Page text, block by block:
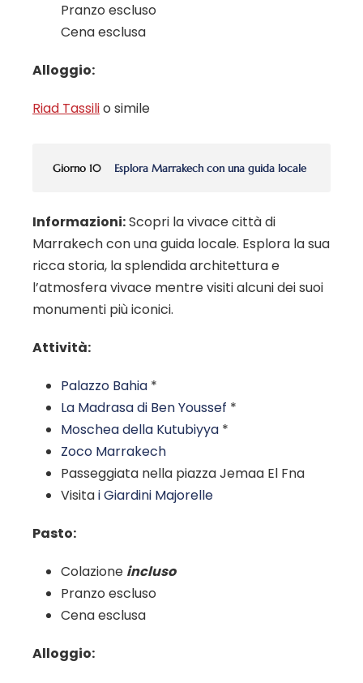
Pranzo escluso
Cena esclusa
Alloggio:
Riad Tassilio simile
Giorno 10 Esplora Marrakech con una guida locale
Informazioni:Scopri la vivace città di
Marrakech con una guida locale. Esplora la sua
ricca storia, la splendida architettura e
l’atmosfera vivace mentre visiti alcuni dei suoi
monumenti più iconici.
Attività:
Palazzo Bahia *
La Madrasa di Ben Youssef *
Moschea della Kutubiyya *
Zoco Marrakech
Passeggiata nella piazza Jemaa El Fna
Visitai Giardini Majorelle
Pasto:
Colazione incluso
Pranzo escluso
Cena esclusa
Alloggio: